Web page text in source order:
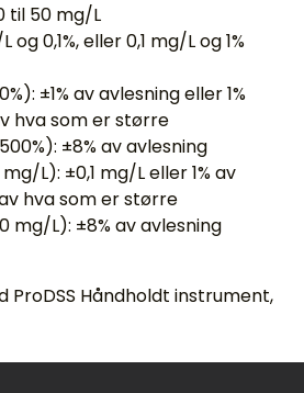
til 50 mg/L
0,1%, eller 0,1 mg/L og 1%
±1% av avlesning eller 1%
hva som er større
±8% av avlesning
L): ±0,1 mg/L eller 1% av
hva som er større
mg/L): ±8% av avlesning
ProDSS Håndholdt instrument,